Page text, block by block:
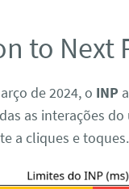
to Next
de 2024, o INP
as interações
a cliques e toques.